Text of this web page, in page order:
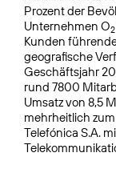
Prozent der
Unternehmen O2
Kunden
geografische
Geschäftsjahr
rund 7800
Umsatz von 8,5
mehrheitlich
Telefónica S.A.